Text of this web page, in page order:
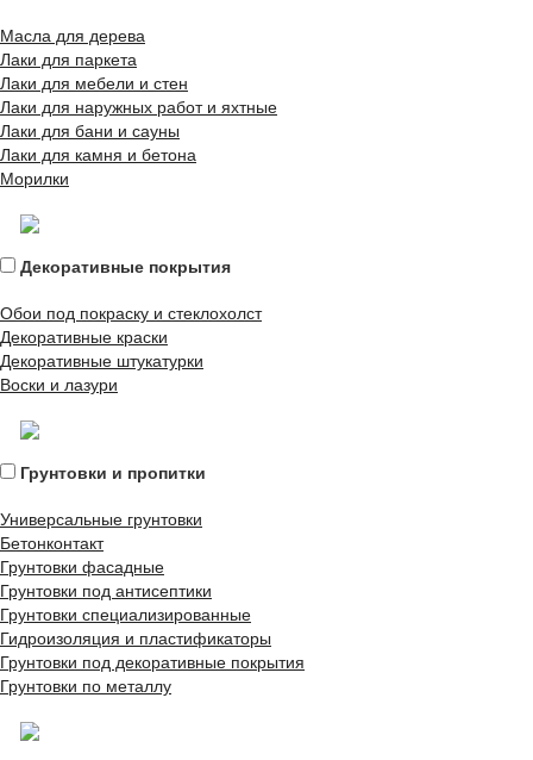
Масла для дерева
Лаки для паркета
Лаки для мебели и стен
Лаки для наружных работ и яхтные
Лаки для бани и сауны
Лаки для камня и бетона
Морилки
Декоративные покрытия
Обои под покраску и стеклохолст
Декоративные краски
Декоративные штукатурки
Воски и лазури
Грунтовки и пропитки
Универсальные грунтовки
Бетонконтакт
Грунтовки фасадные
Грунтовки под антисептики
Грунтовки специализированные
Гидроизоляция и пластификаторы
Грунтовки под декоративные покрытия
Грунтовки по металлу